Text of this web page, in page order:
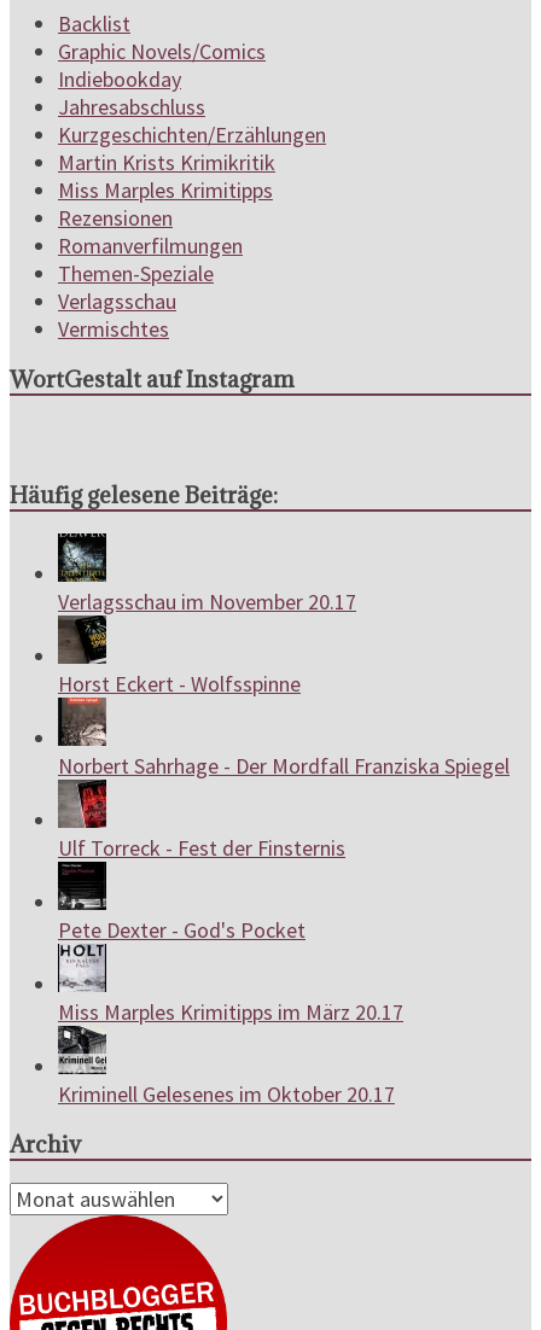
Backlist
Graphic Novels/Comics
Indiebookday
Jahresabschluss
Kurzgeschichten/Erzählungen
Martin Krists Krimikritik
Miss Marples Krimitipps
Rezensionen
Romanverfilmungen
Themen-Speziale
Verlagsschau
Vermischtes
WortGestalt auf Instagram
Häufig gelesene Beiträge:
Verlagsschau im November 20.17
Horst Eckert - Wolfsspinne
Norbert Sahrhage - Der Mordfall Franziska Spiegel
Ulf Torreck - Fest der Finsternis
Pete Dexter - God's Pocket
Miss Marples Krimitipps im März 20.17
Kriminell Gelesenes im Oktober 20.17
Archiv
Archiv